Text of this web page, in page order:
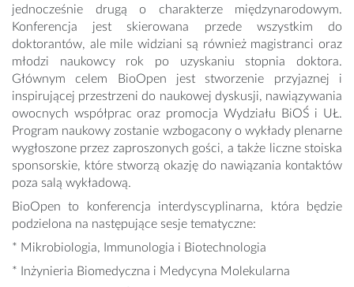
jednocześnie drugą o charakterze międzynarodowym.
Konferencja jest skierowana przede wszystkim do
doktorantów, ale mile widziani są również magistranci oraz
młodzi naukowcy rok po uzyskaniu stopnia doktora.
Głównym celem BioOpen jest stworzenie przyjaznej i
inspirującej przestrzeni do naukowej dyskusji, nawiązywania
owocnych współprac oraz promocja Wydziału BiOŚ i UŁ.
Program naukowy zostanie wzbogacony o wykłady plenarne
wygłoszone przez zaproszonych gości, a także liczne stoiska
sponsorskie, które stworzą okazję do nawiązania kontaktów
poza salą wykładową.
BioOpen to konferencja interdyscyplinarna, która będzie
podzielona na następujące sesje tematyczne:
* Mikrobiologia, Immunologia i Biotechnologia
* Inżynieria Biomedyczna i Medycyna Molekularna